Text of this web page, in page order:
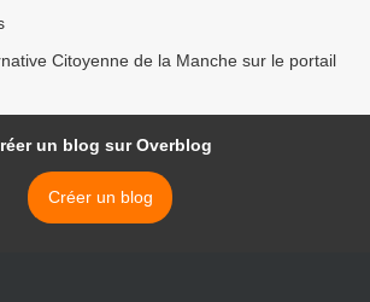
Citoyenne de la Manche sur le portail
un blog sur Overblog
Créer un blog